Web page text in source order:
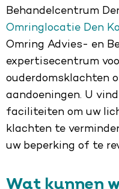
Behandelcentrum
Omringlocatie Den
Omring Advies- en
expertisecentrum
ouderdomsklachten
aandoeningen. U
faciliteiten om uw
klachten te
uw beperking of te
Wat kunnen